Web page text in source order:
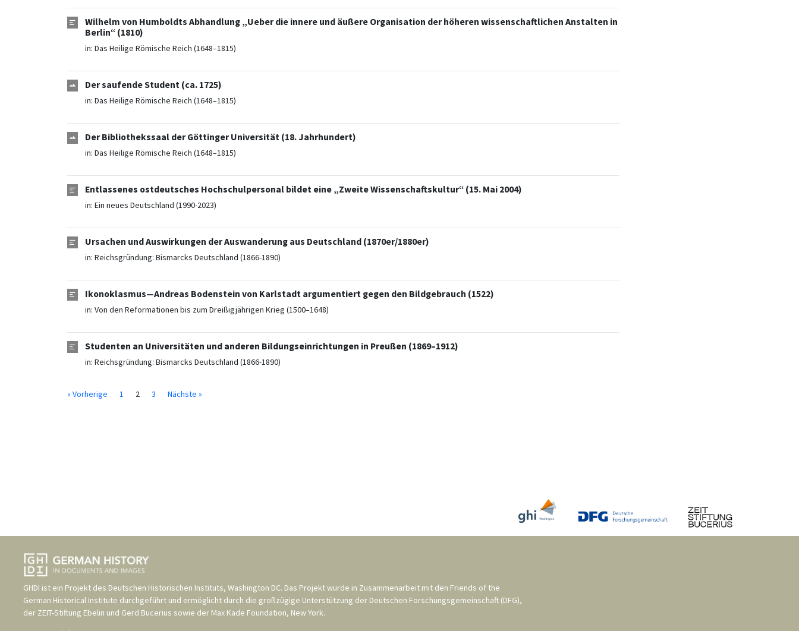
Wilhelm von Humboldts Abhandlung „Ueber die innere und äußere Organisation der höheren wissenschaftlichen Anstalten in
Berlin“ (1810)
in: Das Heilige Römische Reich (1648–1815)
Der saufende Student (ca. 1725)
in: Das Heilige Römische Reich (1648–1815)
Der Bibliothekssaal der Göttinger Universität (18. Jahrhundert)
in: Das Heilige Römische Reich (1648–1815)
Entlassenes ostdeutsches Hochschulpersonal bildet eine „Zweite Wissenschaftskultur“ (15. Mai 2004)
in: Ein neues Deutschland (1990-2023)
Ursachen und Auswirkungen der Auswanderung aus Deutschland (1870er/1880er)
in: Reichsgründung: Bismarcks Deutschland (1866-1890)
Ikonoklasmus—Andreas Bodenstein von Karlstadt argumentiert gegen den Bildgebrauch (1522)
in: Von den Reformationen bis zum Dreißigjährigen Krieg (1500–1648)
Studenten an Universitäten und anderen Bildungseinrichtungen in Preußen (1869–1912)
in: Reichsgründung: Bismarcks Deutschland (1866-1890)
« Vorherige 1 2 3 Nächste »
GHDI ist ein Projekt des Deutschen Historischen Instituts, Washington DC. Das Projekt wurde in Zusammenarbeit mit den Friends of the
German Historical Institute durchgeführt und ermöglicht durch die großzügige Unterstützung der Deutschen Forschungsgemeinschaft (DFG),
der ZEIT-Stiftung Ebelin und Gerd Bucerius sowie der Max Kade Foundation, New York.